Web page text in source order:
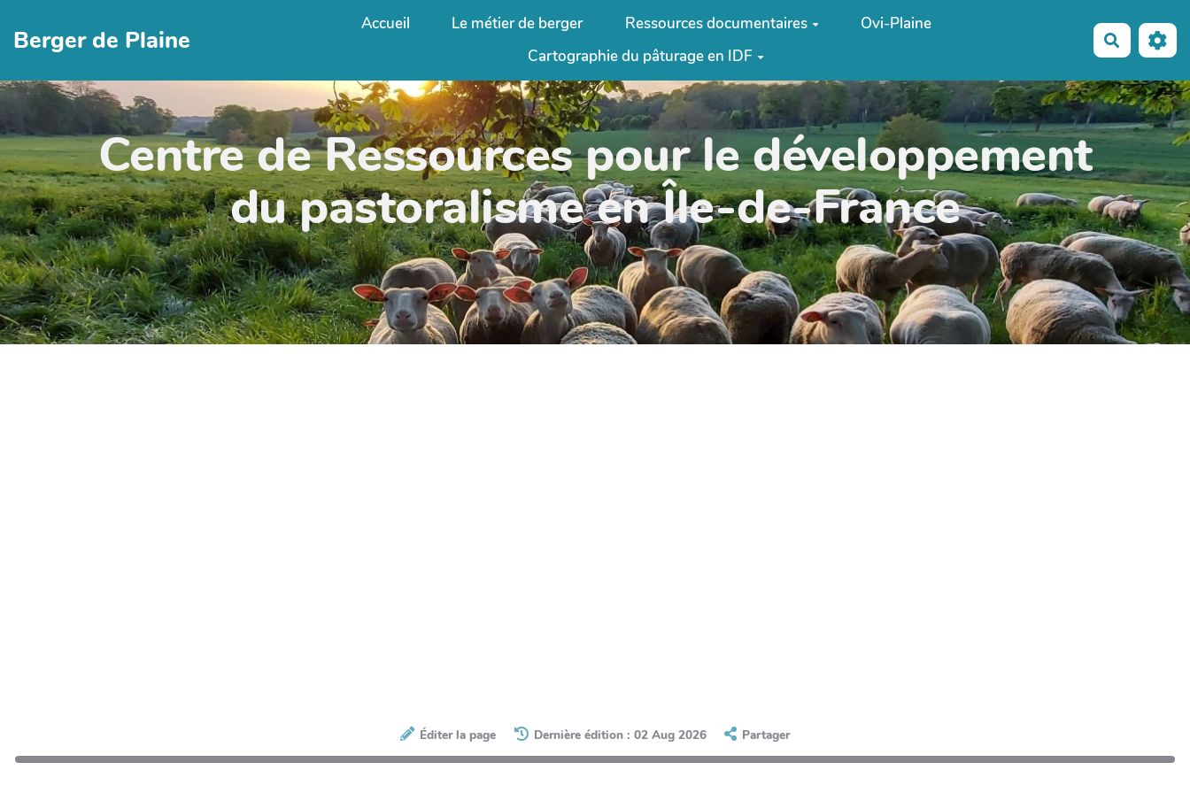
Berger de Plaine
Accueil Le métier de berger Ressources documentaires
Ovi-Plaine
Cartographie du pâturage en IDF
Centre de Ressources pour le développement
du pastoralisme en Île-de-France
Éditer la page Dernière édition : 02 Aug 2026 Partager